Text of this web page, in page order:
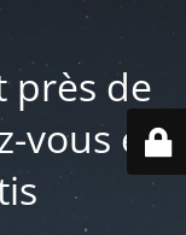
près de
vous en